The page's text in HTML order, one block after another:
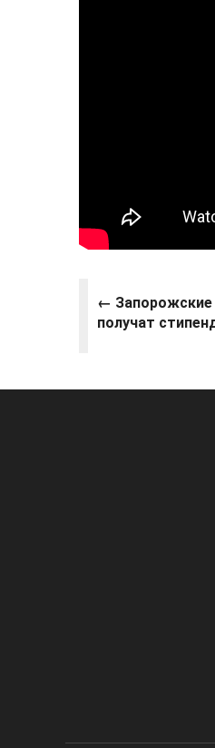
← Запорожские
получат